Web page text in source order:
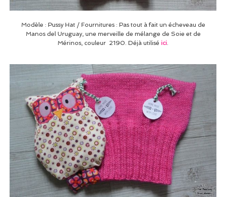
Modèle : Pussy Hat / Fournitures : Pas tout à fait un écheveau de
Manos del Uruguay, une merveille de mélange de Soie et de
Mérinos, couleur 2190. Déjà utilisé ici.